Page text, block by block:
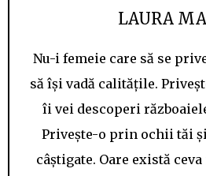
LAURA
Nu-i femeie care să se
să își vadă calitățile.
îi vei descoperi
Privește-o prin ochii tăi
câștigate. Oare există